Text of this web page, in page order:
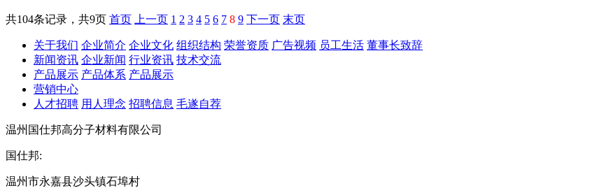
共104条记录，共9页 首页 上一页 1 2 3 4 5 6 7 8 9 下一页 末页
关于我们 企业简介 企业文化 组织结构 荣誉资质 广告视频 员工生活 董事长致辞
新闻资讯 企业新闻 行业资讯 技术交流
产品展示 产品体系 产品展示
营销中心
人才招聘 用人理念 招聘信息 毛遂自荐
温州国仕邦高分子材料有限公司
国仕邦:
温州市永嘉县沙头镇石埠村